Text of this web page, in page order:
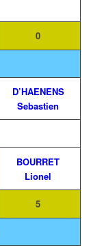
0
D’HAENENS
Sebastien
BOURRET
Lionel
5